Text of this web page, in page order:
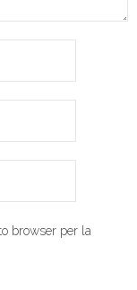
browser per la